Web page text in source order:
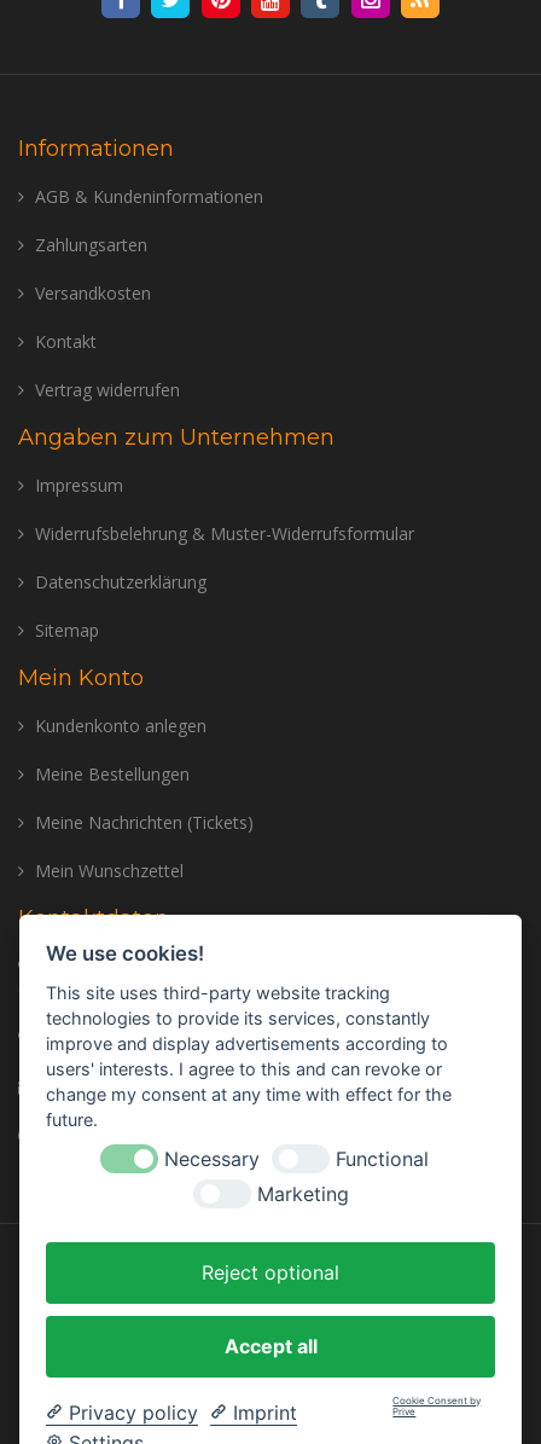
Informationen
AGB & Kundeninformationen
Zahlungsarten
Versandkosten
Kontakt
Vertrag widerrufen
Angaben zum Unternehmen
Impressum
Widerrufsbelehrung & Muster-Widerrufsformular
Datenschutzerklärung
Sitemap
Mein Konto
Kundenkonto anlegen
Meine Bestellungen
Meine Nachrichten (Tickets)
Mein Wunschzettel
Kontaktdaten
Adresse: Trailer Center GmbH, Oberhinkofener Str. 11, 93083
Gebelkofen, GERMANY
Telefon:+49 (0) 9453 - 3107320
E-mail:info@trailer-center-shop.com
Monday - Friday: 8:00 am - 17:00 pm
InStijl Media
We use cookies!
This site uses third-party website tracking
technologies to provide its services, constantly
improve and display advertisements according to
users' interests. I agree to this and can revoke or
change my consent at any time with effect for the
future.
Necessary
Functional
Marketing
Reject optional
Accept all
Privacy policy
Imprint
Cookie Consent by
Prive